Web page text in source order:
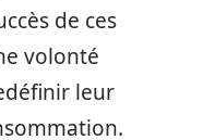
de ces
volonté
leur